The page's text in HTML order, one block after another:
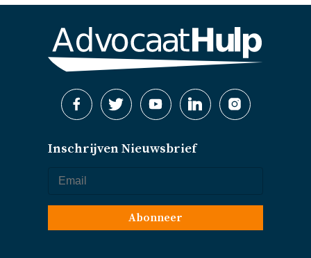
Inschrijven Nieuwsbrief
Abonneer